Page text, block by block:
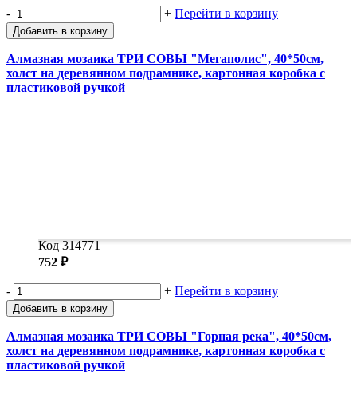
- + Перейти в корзину
Добавить в корзину
Алмазная мозаика ТРИ СОВЫ "Мегаполис", 40*50см,
холст на деревянном подрамнике, картонная коробка с
пластиковой ручкой
Код 314771
752 ₽
- + Перейти в корзину
Добавить в корзину
Алмазная мозаика ТРИ СОВЫ "Горная река", 40*50см,
холст на деревянном подрамнике, картонная коробка с
пластиковой ручкой